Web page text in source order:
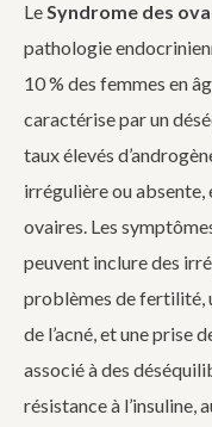
LeSyndrome des
pathologie
10 % des femmes en
caractérise par un
taux élevés
irrégulière ou absente,
ovaires. Les
peuvent inclure des
problèmes de fertilité,
de l’acné, et une prise
associé à des
résistance à l’insuline,